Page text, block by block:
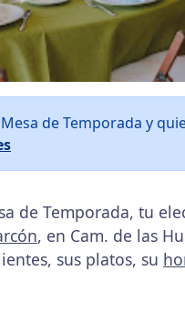
de Temporada y
de Temporada, tu
, en Cam. de las
sus platos, su